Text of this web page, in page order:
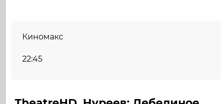
Киномакс
22:45